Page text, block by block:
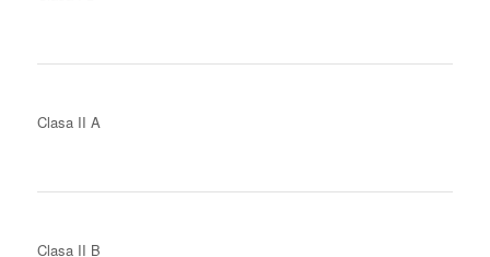
Clasa II A
Clasa II B